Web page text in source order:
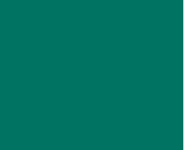
la web de caser